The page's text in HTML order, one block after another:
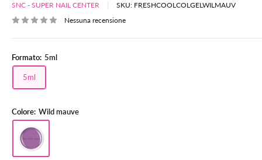
SNC - SUPER NAIL CENTER SKU: FRESHCOOLCOLGELWILMAUV
Nessuna recensione
Formato: 5ml
5ml
Colore: Wild mauve